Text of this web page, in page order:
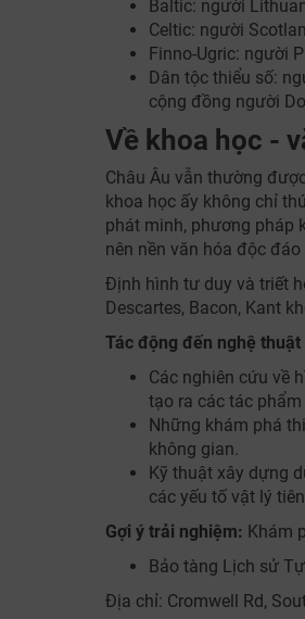
Baltic: người
Celtic: người
Finno-Ugric: người
Dân tộc thiểu số:
cộng đồng người
Về khoa học -
Châu Âu vẫn thường
khoa học ấy không chỉ
phát minh, phương pháp
nên nền văn hóa độc
Định hình tư duy và triết
Descartes, Bacon, Kant
Tác động đến nghệ
Các nghiên cứu về
tạo ra các tác
Những khám phá
không gian.
Kỹ thuật xây dựng
các yếu tố vật lý
Gợi ý trải nghiệm: Khám
Bảo tàng Lịch sử
Địa chỉ: Cromwell Rd,